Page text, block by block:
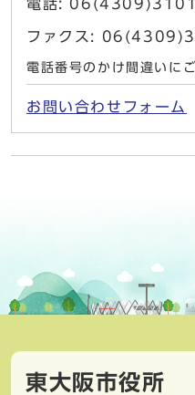
電話: 06(4309)3101
ファクス:
電話番号のかけ間違いに
お問い合わせフォーム
東大阪市役所